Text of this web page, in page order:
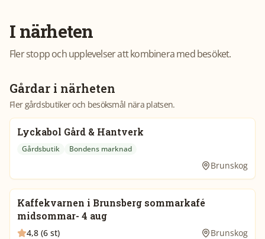
I närheten
Fler stopp och upplevelser att kombinera med besöket.
Gårdar i närheten
Fler gårdsbutiker och besöksmål nära platsen.
Lyckabol Gård & Hantverk
Gårdsbutik Bondens marknad
Brunskog
Kaffekvarnen i Brunsberg sommarkafé
midsommar- 4 aug
4,8 (6 st) Brunskog